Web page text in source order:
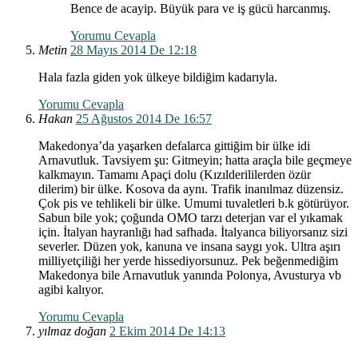
Bence de acayip. Büyük para ve iş gücü harcanmış.
Yorumu Cevapla
Metin 28 Mayıs 2014 De 12:18
Hala fazla giden yok ülkeye bildiğim kadarıyla.
Yorumu Cevapla
Hakan 25 Ağustos 2014 De 16:57
Makedonya’da yaşarken defalarca gittiğim bir ülke idi
Arnavutluk. Tavsiyem şu: Gitmeyin; hatta araçla bile geçmeye
kalkmayın. Tamamı Apaçi dolu (Kızılderililerden özür
dilerim) bir ülke. Kosova da aynı. Trafik inanılmaz düzensiz.
Çok pis ve tehlikeli bir ülke. Umumi tuvaletleri b.k götürüyor.
Sabun bile yok; çoğunda OMO tarzı deterjan var el yıkamak
için. İtalyan hayranlığı had safhada. İtalyanca biliyorsanız sizi
severler. Düzen yok, kanuna ve insana saygı yok. Ultra aşırı
milliyetçiliği her yerde hissediyorsunuz. Pek beğenmediğim
Makedonya bile Arnavutluk yanında Polonya, Avusturya vb
agibi kalıyor.
Yorumu Cevapla
yılmaz doğan 2 Ekim 2014 De 14:13